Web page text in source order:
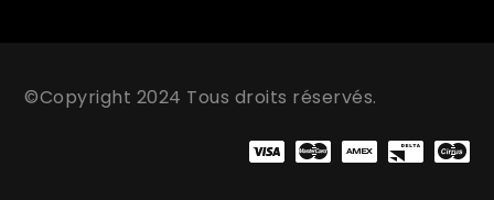
©Copyright 2024 Tous droits réservés.